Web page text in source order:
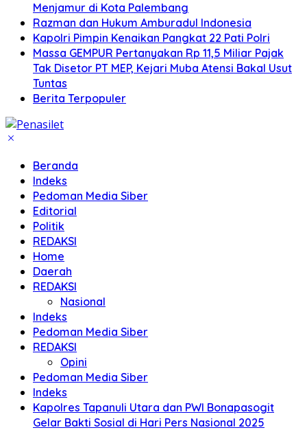
Menjamur di Kota Palembang
Razman dan Hukum Amburadul Indonesia
Kapolri Pimpin Kenaikan Pangkat 22 Pati Polri
Massa GEMPUR Pertanyakan Rp 11,5 Miliar Pajak
Tak Disetor PT MEP, Kejari Muba Atensi Bakal Usut
Tuntas
Berita Terpopuler
Beranda
Indeks
Pedoman Media Siber
Editorial
Politik
REDAKSI
Home
Daerah
REDAKSI
Nasional
Indeks
Pedoman Media Siber
REDAKSI
Opini
Pedoman Media Siber
Indeks
Kapolres Tapanuli Utara dan PWI Bonapasogit
Gelar Bakti Sosial di Hari Pers Nasional 2025